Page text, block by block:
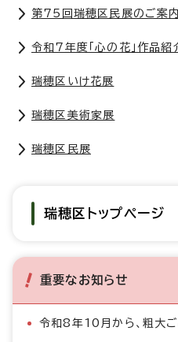
第75回瑞穂区民展のご案内
令和7年度「心の花」作品紹
瑞穂区いけ花展
瑞穂区美術家展
瑞穂区民展
瑞穂区トップページ
重要なお知らせ
令和8年10月から、粗大